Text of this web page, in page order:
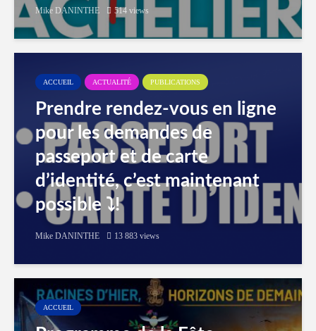
Mike DANINTHE 514 views
ACCUEIL ACTUALITÉ PUBLICATIONS
Prendre rendez-vous en ligne
pour les demandes de
passeport et de carte
d’identité, c’est maintenant
possible ⤵️!
Mike DANINTHE 13 883 views
ACCUEIL